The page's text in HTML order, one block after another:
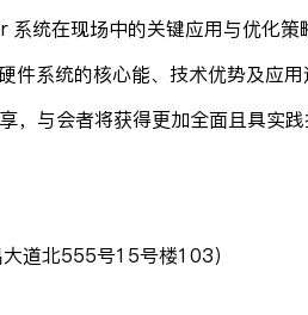
统在现场中的关键应用与优化策
件系统的核心能、技术优势及应用
，与会者将获得更加全面且具实践
道北555号15号楼103）